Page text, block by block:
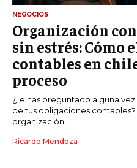
NEGOCIOS
Organización
sin estrés: Cómo
contables en
proceso
¿Te has preguntado alguna
de tus obligaciones
organización...
Ricardo Mendoza